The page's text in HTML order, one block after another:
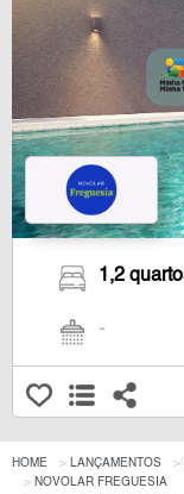
1,2
-
HOME LANÇAMENTOS
NOVOLAR FREGUESIA